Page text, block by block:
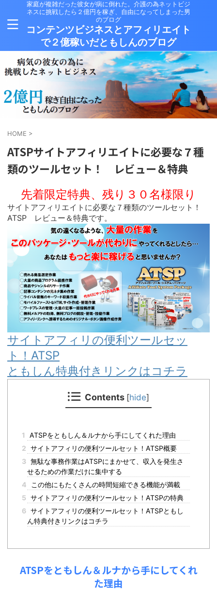
家庭が複雑だった彼女が病に倒れた。介護の為ネットビジ
ネスに挑戦したら２億円を稼ぎ、自由になってしまった男
のブログ
コンテンツビジネスとアフィリエイト
で２億稼いだともしんのブログ
HOME >
ATSPサイトアフィリエイトに必要な７種
類のツールセット！ レビュー＆特典
先着限定特典、残り３０名様限り
サイトアフィリエイトに必要な７種類のツールセット！
ATSP レビュー＆特典です。
サイトアフィリの便利ツールセッ
ト！ATSP
ともしん特典付きリンクはコチラ
Contents [hide]
1
ATSPをともしん＆ルナから手にしてくれた理由
2 サイトアフィリの便利ツールセット！ATSP概要
3 無駄な事務作業はATSPにまかせて、収入を発生さ
せるための作業だけに集中する
4
この他にもたくさんの時間短縮できる機能が満載
5 サイトアフィリの便利ツールセット！ATSPの特典
6 サイトアフィリの便利ツールセット！ATSPともし
ん特典付きリンクはコチラ
ATSPをともしん＆ルナから手にしてくれ
た理由